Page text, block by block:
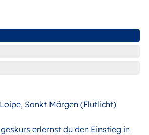
Sankt Märgen (Flutlicht)
erlernst du den Einstieg in